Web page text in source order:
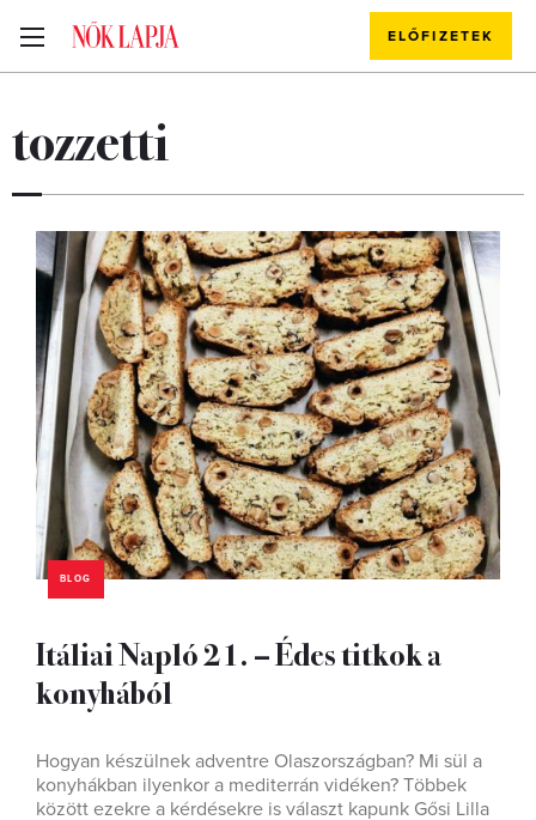
ELŐFIZETEK
tozzetti
BLOG
Itáliai Napló 21. – Édes titkok a
konyhából
Hogyan készülnek adventre Olaszországban? Mi sül a
konyhákban ilyenkor a mediterrán vidéken? Többek
között ezekre a kérdésekre is választ kapunk Gősi Lilla